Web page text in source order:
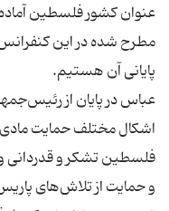
عنوان کشور فلسطین آماده
مطرح شده در این کنفرانس
عباس در پایان از
اشکال مختلف حمایت
فلسطین تشکر و قدردانی
و حمایت از تلاش‌های پاریس